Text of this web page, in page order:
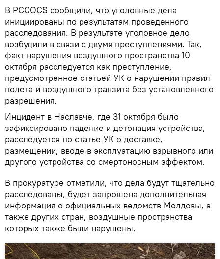
В PCCOCS сообщили, что уголовные дела
инициированы по результатам проведенного
расследования. В результате уголовное дело
возбудили в связи с двумя преступлениями. Так,
факт нарушения воздушного пространства 10
октября расследуется как преступление,
предусмотренное статьей УК о нарушении правил
полета и воздушного транзита без установленного
разрешения.
Инцидент в Наславче, где 31 октября было
зафиксировано падение и детонация устройства,
расследуется по статье УК о доставке,
размещении, вводе в эксплуатацию взрывного или
другого устройства со смертоносным эффектом.
В прокуратуре отметили, что дела будут тщательно
расследованы, будет запрошена дополнительная
информация о официальных ведомств Молдовы, а
также других стран, воздушные пространства
которых также были нарушены.